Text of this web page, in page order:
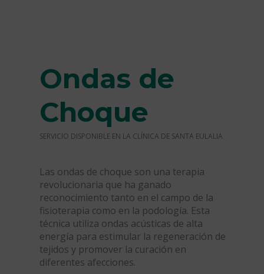
Ondas de
Choque
SERVICIO DISPONIBLE EN LA CLÍNICA DE SANTA EULALIA
Las ondas de choque son una terapia
revolucionaria que ha ganado
reconocimiento tanto en el campo de la
fisioterapia como en la podología. Esta
técnica utiliza ondas acústicas de alta
energía para estimular la regeneración de
tejidos y promover la curación en
diferentes afecciones.